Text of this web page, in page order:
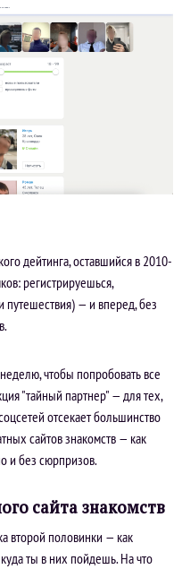
дейтинга, оставшийся в 2010-
регистрируешься,
— и вперед, без
чтобы попробовать все
"тайный партнер" — для тех,
отсекает большинство
сайтов знакомств — как
и без сюрпризов.
сайта знакомств
второй половинки — как
ты в них пойдешь. На что